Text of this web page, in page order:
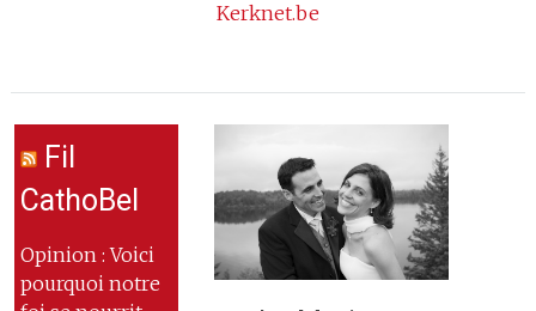
Kerknet.be
Fil
CathoBel
Opinion : Voici
pourquoi notre